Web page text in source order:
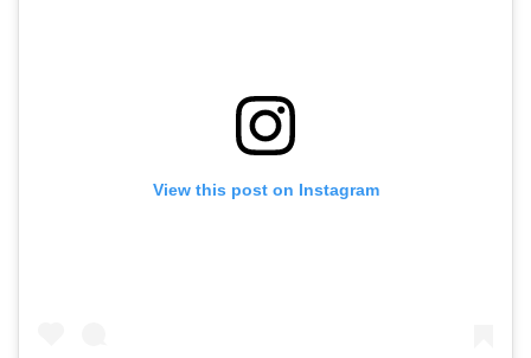
View this post on Instagram